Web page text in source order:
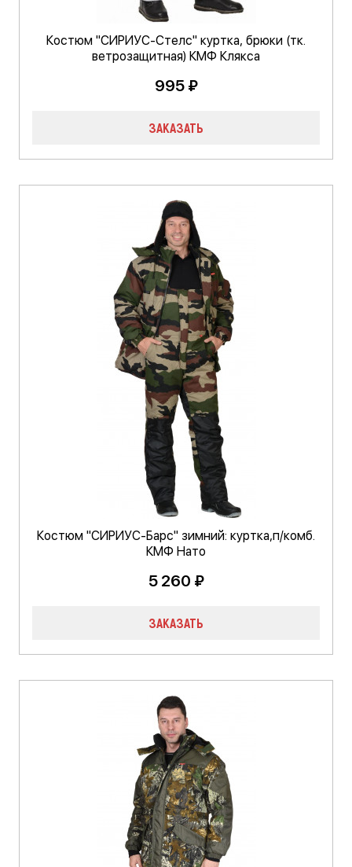
Костюм "СИРИУС-Стелс" куртка, брюки (тк.
ветрозащитная) КМФ Клякса
995 ₽
ЗАКАЗАТЬ
Костюм "СИРИУС-Барс" зимний: куртка,п/комб.
КМФ Нато
5 260 ₽
ЗАКАЗАТЬ